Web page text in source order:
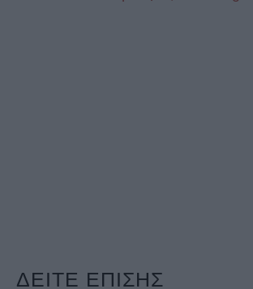
ΔΕΙΤΕ ΕΠΙΣΗΣ